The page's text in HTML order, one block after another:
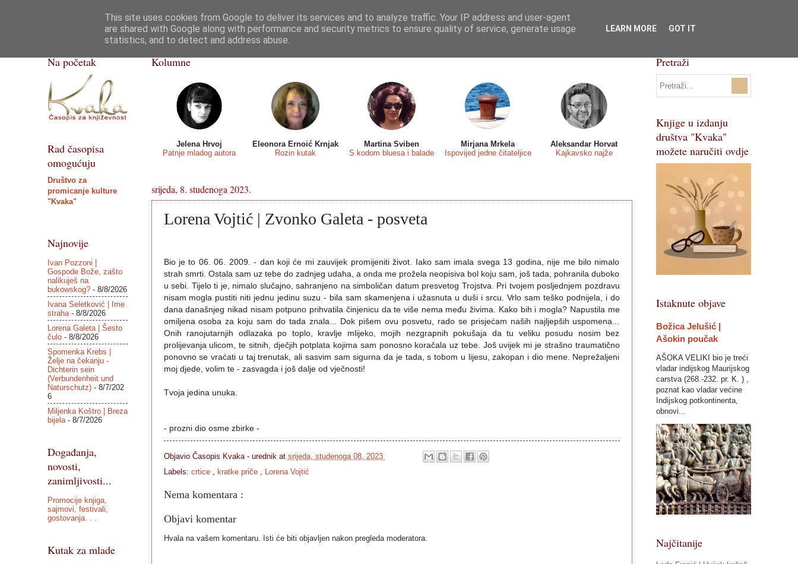
Poezija Priče, crtice Razgovor sa... Predstavljamo Osvrti Recenzije Eseji Svi natječaji
Pojmovnik
ISSN 2459-5632
Kolumne
Jelena Hrvoj
Patnje mladog autora
Eleonora Ernoić Krnjak
Rozin kutak
Martina Sviben
S kodom bluesa i balade
Mirjana Mrkela
Ispovijed jedne čitateljice
Aleksandar Horvat
Kajkavsko najže
srijeda, 8. studenoga 2023.
Lorena Vojtić | Zvonko Galeta - posveta
Bio je to 06. 06. 2009. - dan koji će mi zauvijek promijeniti život. Iako sam imala svega 13 godina, nije me bilo nimalo
strah smrti. Ostala sam uz tebe do zadnjeg udaha, a onda me prožela neopisiva bol koju sam, još tada, pohranila duboko
u sebi. Tijelo ti je, nimalo slučajno, sahranjeno na simboličan datum presvetog Trojstva. Pri tvojem posljednjem pozdravu
nisam mogla pustiti niti jednu jedinu suzu - bila sam skamenjena i užasnuta u duši i srcu. Vrlo sam teško podnijela, i do
dana današnjeg nikad nisam potpuno prihvatila činjenicu da te više nema među živima. Kako bih i mogla? Napustila me
omiljena osoba za koju sam do tada znala... Dok pišem ovu posvetu, rado se prisjećam naših najljepših uspomena...
Onih ranojutarnjih odlazaka po toplo, kravlje mlijeko, mojih nezgrapnih pokušaja da tu veliku posudu nosim bez
prolijevanja ulicom, te sitnih, dječjih potplata kojima sam ponosno koračala uz tebe. Još uvijek mi je strašno traumatično
ponovno se vraćati u taj trenutak, ali sasvim sam sigurna da je tada, s tobom u lijesu, zakopan i dio mene. Neprežaljeni
moj djede, volim te - zasvagda i još dalje od vječnosti!
Tvoja jedina unuka.
- prozni dio osme zbirke -
Objavio Časopis Kvaka - urednik at srijeda, studenoga 08, 2023
Labels: crtice , kratke priče , Lorena Vojtić
Nema komentara :
Objavi komentar
Hvala na vašem komentaru. Isti će biti objavljen nakon pregleda moderatora.
Na početak
Rad časopisa
omogućuju
Društvo za
promicanje kulture
"Kvaka"
Najnovije
Ivan Pozzoni |
Gospode Bože, zašto
nalikuješ na
bukowskog?- 8/8/2026
Ivana Seletković | Ime
straha- 8/8/2026
Lorena Galeta | Šesto
čulo- 8/8/2026
Spomenka Krebs |
Želje na čekanju -
Dichterin sein
(Verbundenheit und
Naturschutz)- 8/7/202
6
Miljenka Koštro | Breza
bijela- 8/7/2026
Događanja,
novosti,
zanimljivosti...
Promocije knjiga,
sajmovi, festivali,
gostovanja. . .
Kutak za mlade
Pretraži
Knjige u izdanju
društva "Kvaka"
možete naručiti ovdje
Istaknute objave
Božica Jelušić |
Ašokin poučak
AŠOKA VELIKI bio je treći
vladar indijskog Maurijskog
carstva (268.-232. pr. K. ) ,
poznat kao vladar većine
Indijskog potkontinenta,
obnovi...
Najčitanije
This site uses cookies from Google to deliver its services and to analyze traffic. Your IP address and user-agent
are shared with Google along with performance and security metrics to ensure quality of service, generate usage
statistics, and to detect and address abuse.
LEARN MORE GOT IT